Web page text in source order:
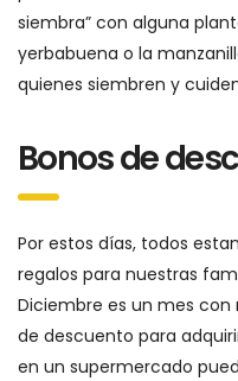
siembra” con alguna
yerbabuena o la
quienes siembren y
Bonos de
Por estos días, todos
regalos para nuestras
Diciembre es un mes con
de descuento para
en un supermercado